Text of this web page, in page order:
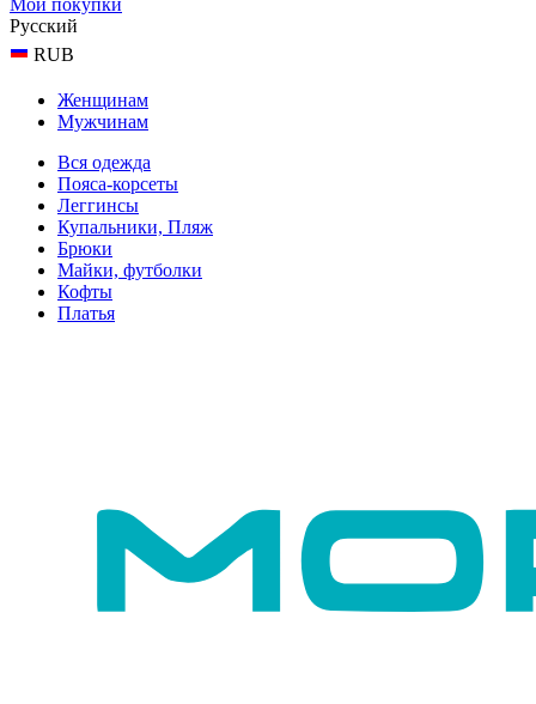
Мои покупки
Русский
RUB
Женщинам
Мужчинам
Вся одежда
Пояса-корсеты
Леггинсы
Купальники, Пляж
Брюки
Майки, футболки
Кофты
Платья